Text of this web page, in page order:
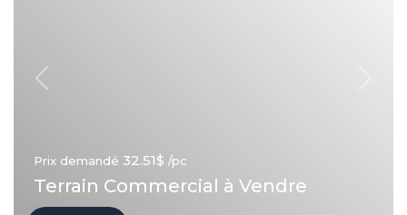
Précédent
Prix demandé 32.51$ /pc
Terrain Commercial à Vendre